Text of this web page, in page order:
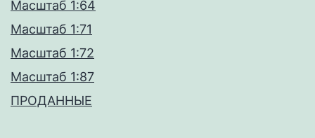
Масштаб 1:64
Масштаб 1:71
Масштаб 1:72
Масштаб 1:87
ПРОДАННЫЕ